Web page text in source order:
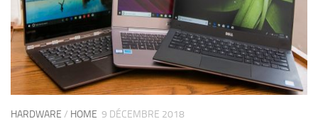
HARDWARE / HOME 9 DÉCEMBRE 2018